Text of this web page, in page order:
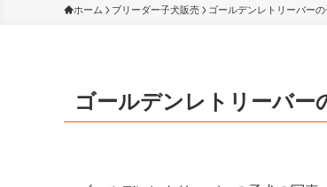
ホーム ブリーダー子犬販売 ゴールデンレトリーバー
ゴールデンレトリーバー